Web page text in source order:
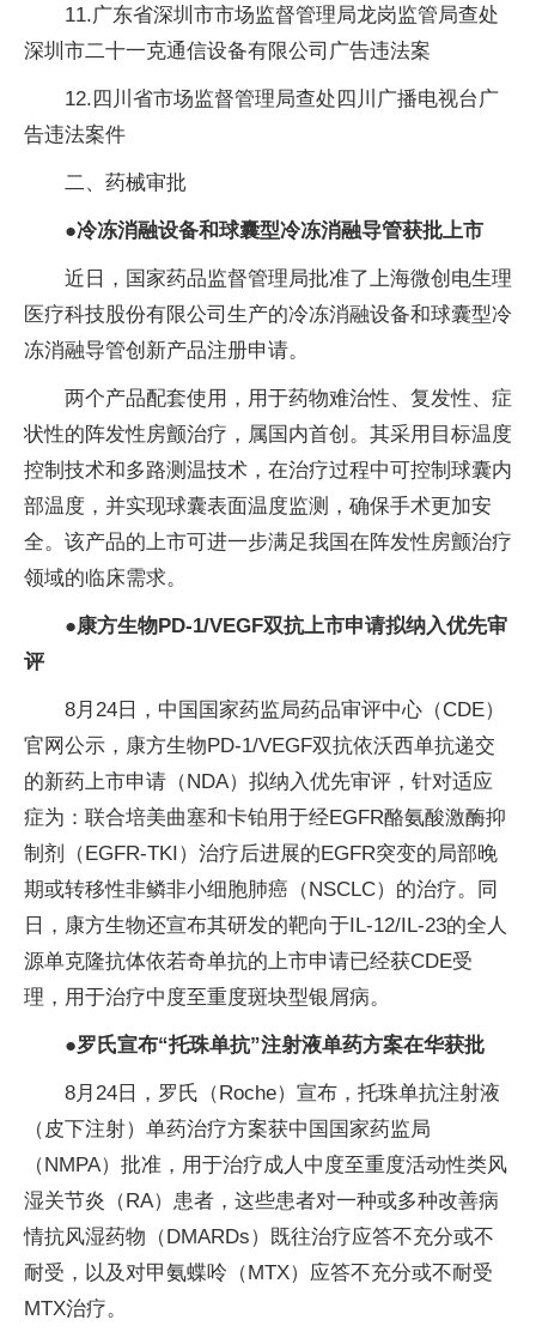
11.广东省深圳市市场监督管理局龙岗监管局查处
深圳市二十一克通信设备有限公司广告违法案
12.四川省市场监督管理局查处四川广播电视台广
告违法案件
二、药械审批
●冷冻消融设备和球囊型冷冻消融导管获批上市
近日，国家药品监督管理局批准了上海微创电生理
医疗科技股份有限公司生产的冷冻消融设备和球囊型冷
冻消融导管创新产品注册申请。
两个产品配套使用，用于药物难治性、复发性、症
状性的阵发性房颤治疗，属国内首创。其采用目标温度
控制技术和多路测温技术，在治疗过程中可控制球囊内
部温度，并实现球囊表面温度监测，确保手术更加安
全。该产品的上市可进一步满足我国在阵发性房颤治疗
领域的临床需求。
●康方生物PD-1/VEGF双抗上市申请拟纳入优先审
评
8月24日，中国国家药监局药品审评中心（CDE）
官网公示，康方生物PD-1/VEGF双抗依沃西单抗递交
的新药上市申请（NDA）拟纳入优先审评，针对适应
症为：联合培美曲塞和卡铂用于经EGFR酪氨酸激酶抑
制剂（EGFR-TKI）治疗后进展的EGFR突变的局部晚
期或转移性非鳞非小细胞肺癌（NSCLC）的治疗。同
日，康方生物还宣布其研发的靶向于IL-12/IL-23的全人
源单克隆抗体依若奇单抗的上市申请已经获CDE受
理，用于治疗中度至重度斑块型银屑病。
●罗氏宣布“托珠单抗”注射液单药方案在华获批
8月24日，罗氏（Roche）宣布，托珠单抗注射液
（皮下注射）单药治疗方案获中国国家药监局
（NMPA）批准，用于治疗成人中度至重度活动性类风
湿关节炎（RA）患者，这些患者对一种或多种改善病
情抗风湿药物（DMARDs）既往治疗应答不充分或不
耐受，以及对甲氨蝶呤（MTX）应答不充分或不耐受
MTX治疗。